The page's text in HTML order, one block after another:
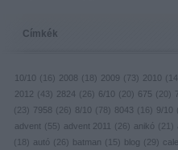
Címkék
10/10 ( 16 ) 2008 ( 18 ) 2009 ( 73) 2010 (
2012 ( 43) 2824 ( 26 ) 6/10 ( 20) 675 ( 20)
( 23) 7958 ( 26 ) 8/10 ( 78 ) 8043 ( 16 ) 9/10 (
advent ( 55) advent 2011 ( 26 ) anikó ( 21 )
(
18 ) autó ( 26 ) batman ( 15) blog ( 29)